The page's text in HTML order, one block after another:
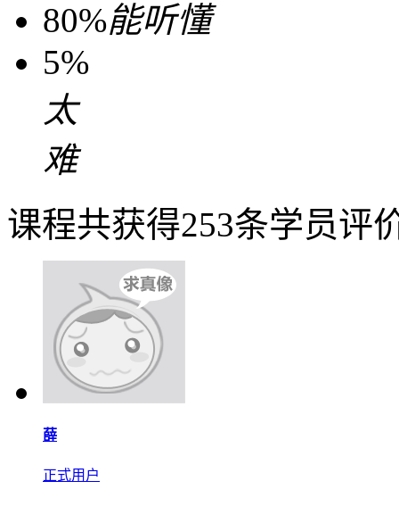
80%能听懂
5%
太
难
课程共获得253条学员评
薛
正式用户